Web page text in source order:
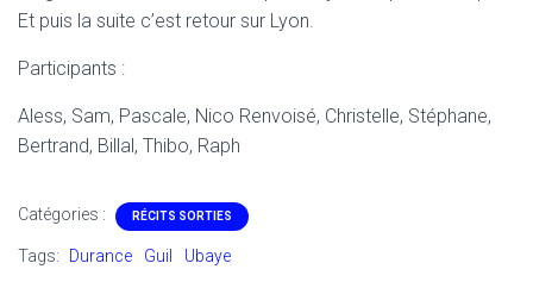
Et puis la suite c’est retour sur Lyon.
Participants :
Aless, Sam, Pascale, Nico Renvoisé, Christelle, Stéphane,
Bertrand, Billal, Thibo, Raph
Catégories : RÉCITS SORTIES
Tags: Durance Guil Ubaye